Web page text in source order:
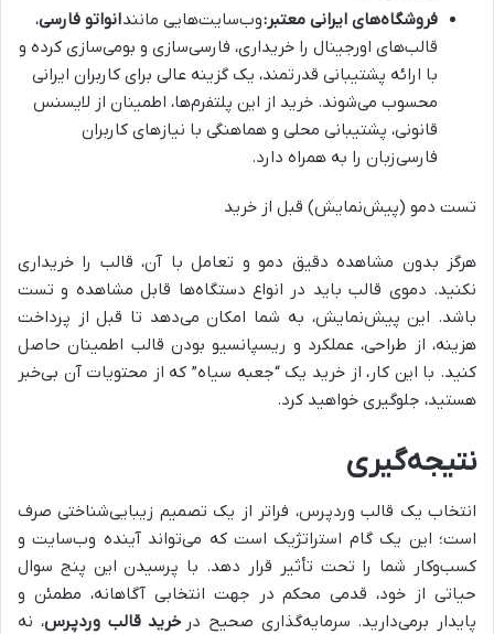
فروشگاه‌های ایرانی معتبر:وب‌سایت‌هایی مانندانواتو فارسی،
قالب‌های اورجینال را خریداری، فارسی‌سازی و بومی‌سازی کرده و
با ارائه پشتیبانی قدرتمند، یک گزینه عالی برای کاربران ایرانی
محسوب می‌شوند. خرید از این پلتفرم‌ها، اطمینان از لایسنس
قانونی، پشتیبانی محلی و هماهنگی با نیازهای کاربران
فارسی‌زبان را به همراه دارد.
تست دمو (پیش‌نمایش) قبل از خرید
هرگز بدون مشاهده دقیق دمو و تعامل با آن، قالب را خریداری
نکنید. دموی قالب باید در انواع دستگاه‌ها قابل مشاهده و تست
باشد. این پیش‌نمایش، به شما امکان می‌دهد تا قبل از پرداخت
هزینه، از طراحی، عملکرد و ریسپانسیو بودن قالب اطمینان حاصل
کنید. با این کار، از خرید یک “جعبه سیاه” که از محتویات آن بی‌خبر
هستید، جلوگیری خواهید کرد.
نتیجه‌گیری
انتخاب یک قالب وردپرس، فراتر از یک تصمیم زیبایی‌شناختی صرف
است؛ این یک گام استراتژیک است که می‌تواند آینده وب‌سایت و
کسب‌وکار شما را تحت تأثیر قرار دهد. با پرسیدن این پنج سوال
حیاتی از خود، قدمی محکم در جهت انتخابی آگاهانه، مطمئن و
پایدار برمی‌دارید. سرمایه‌گذاری صحیح در خرید قالب وردپرس، نه